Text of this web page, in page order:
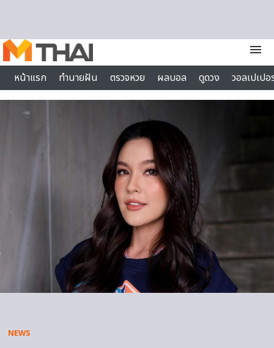
menu
หน้าแรก
ทำนายฝัน ตรวจหวย ผลบอล ดูดวง
วอลเปเป
ไลฟ์สไตล์
NEWS